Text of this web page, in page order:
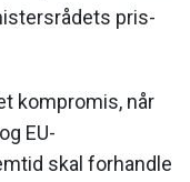
pris-
kompromis, når
EU-
skal forhandle